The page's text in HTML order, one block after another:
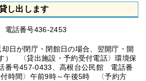
し出します
電話番号436-2453
却日が閉庁・閉館日の場合、翌開庁・開
） 〈貸出施設・予約受付電話〉環境保
番号457-0433、高根台公民館 電話番
時間〉午前9時～午後5時 〈予約方